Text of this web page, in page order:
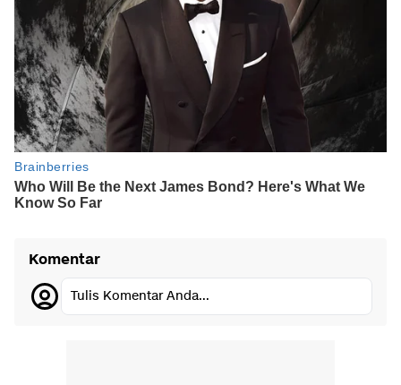
Komentar
Tulis Komentar Anda...